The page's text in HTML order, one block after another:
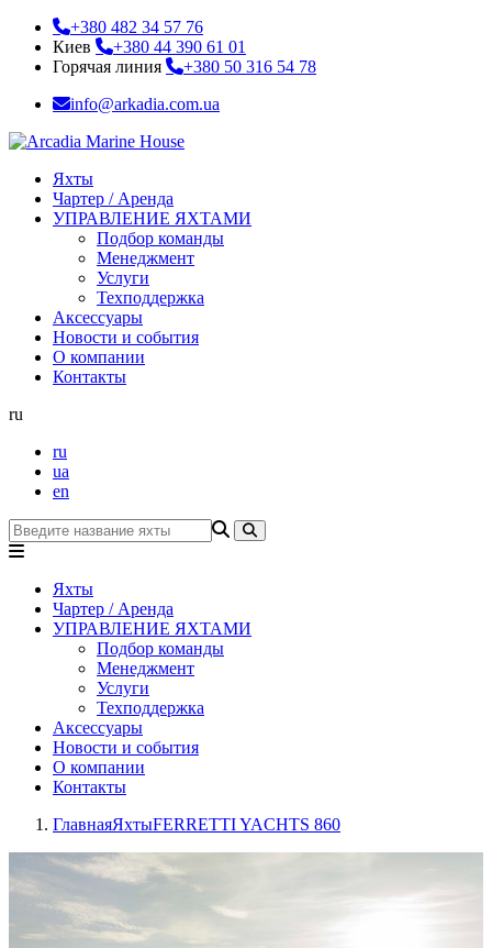
+380 482 34 57 76
Киев
+380 44 390 61 01
Горячая линия
+380 50 316 54 78
info@arkadia.com.ua
Яхты
Чартер / Аренда
УПРАВЛЕНИЕ ЯХТАМИ
Подбор команды
Менеджмент
Услуги
Техподдержка
Аксессуары
Новости и события
О компании
Контакты
ru
ru
ua
en
Яхты
Чартер / Аренда
УПРАВЛЕНИЕ ЯХТАМИ
Подбор команды
Менеджмент
Услуги
Техподдержка
Аксессуары
Новости и события
О компании
Контакты
ГлавнаяЯхтыFERRETTI YACHTS 860